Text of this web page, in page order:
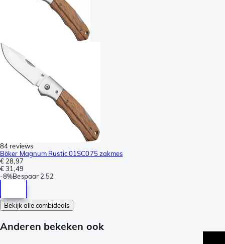
84 reviews
Böker Magnum Rustic 01SC075 zakmes
€ 28,97
€ 31,49
-8%Bespaar 2,52
Bekijk alle combideals
Anderen bekeken ook